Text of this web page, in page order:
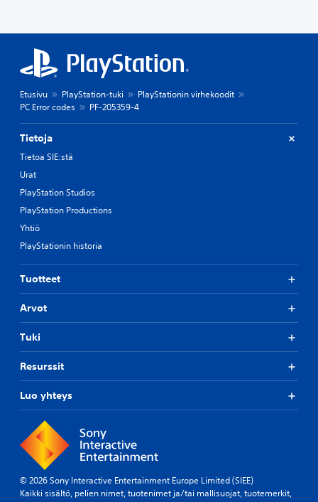
Etusivu PlayStation-tuki
PlayStationin virhekoodit
PC Error codes
PF-205359-4
Tietoja
Tietoa SIE:stä
Urat
PlayStation Studios
PlayStation Productions
Yhtiö
PlayStationin historia
Tuotteet
Arvot
Tuki
Resurssit
Luo yhteys
© 2026 Sony Interactive Entertainment Europe Limited (SIEE)
Kaikki sisältö, pelien nimet, tuotenimet ja/tai mallisuojat, tuotemerkit,